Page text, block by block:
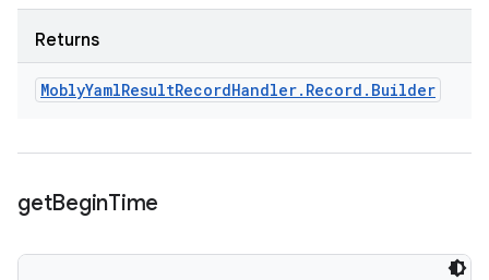
Returns
MoblyYamlResultRecordHandler. Record . Builder
getBeginTime